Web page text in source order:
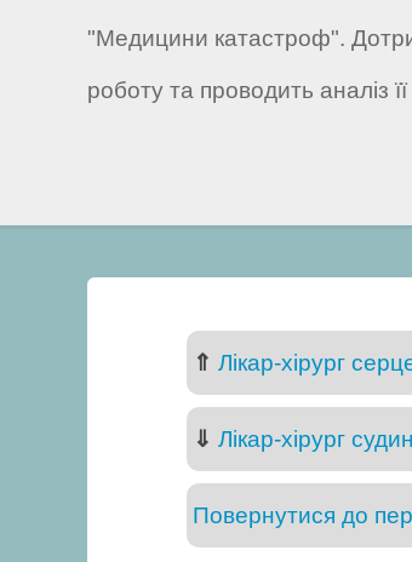
"Медицини катастроф".
роботу та проводить аналіз
⇑ Лікар-хірург
⇓ Лікар-хірург
Повернутися до